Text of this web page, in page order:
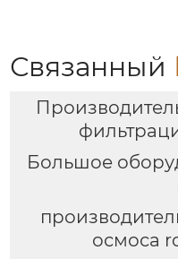
Связанный
Большое
осмоса